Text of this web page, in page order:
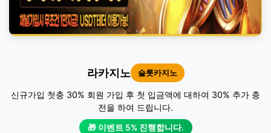
라카지노 슬롯카지노
신규가입 첫충 30% 회원 가입 후 첫 입금액에 대하여 30% 추가 충
전을 하여 드립니다.
🎁 이벤트 5% 진행합니다.